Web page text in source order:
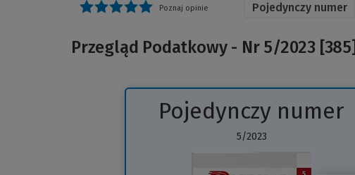
Poznaj opinie Pojedynczy numer
Przegląd Podatkowy - Nr 5/2023 [385]
Pojedynczy numer
5/2023